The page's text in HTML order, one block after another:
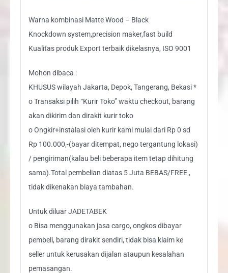
Warna kombinasi Matte Wood – Black
Knockdown system,precision maker,fast build
Kualitas produk Export terbaik dikelasnya, ISO 9001
Mohon dibaca :
KHUSUS wilayah Jakarta, Depok, Tangerang, Bekasi *
o Transaksi pilih “Kurir Toko” waktu checkout, barang
akan dikirim dan dirakit kurir toko
o Ongkir+instalasi oleh kurir kami mulai dari Rp 0 sd
Rp 100.000,-(bayar ditempat, nego tergantung lokasi)
/ pengiriman(kalau beli beberapa item tetap dihitung
sama).Total pembelian diatas 5 Juta BEBAS/FREE ,
tidak dikenakan biaya tambahan.
Untuk diluar JADETABEK
o Bisa menggunakan jasa cargo, ongkos dibayar
pembeli, barang dirakit sendiri, tidak bisa klaim ke
seller untuk kerusakan dijalan ataupun kesalahan
pemasangan.